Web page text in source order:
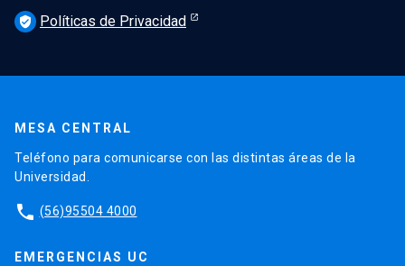
verified_user Políticas de Privacidad
MESA CENTRAL
Teléfono para comunicarse con las distintas áreas de la
Universidad.
phone (56)95504 4000
EMERGENCIAS UC